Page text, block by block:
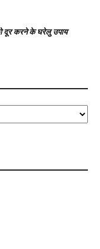
दूर करने के घरेलु उपाय